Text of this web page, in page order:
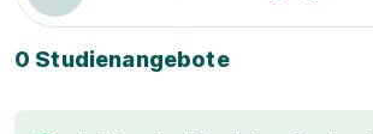
0 Studienangebote